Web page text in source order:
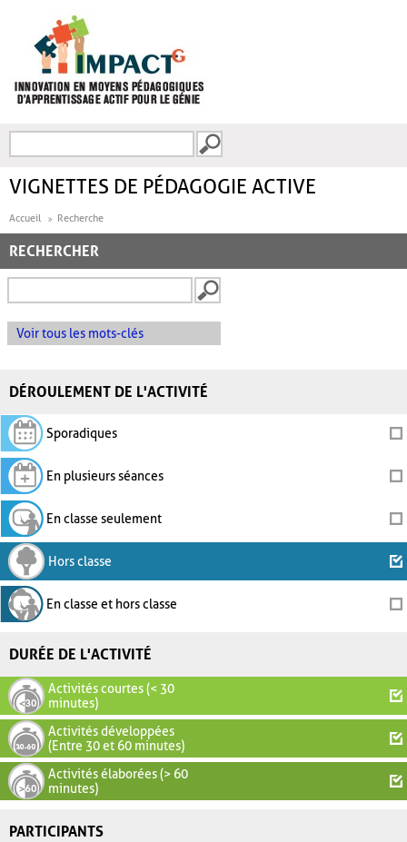
FORMULAIRE DE
VIGNETTES DE PÉDAGOGIE ACTIVE
Accueil Recherche
RECHERCHER
Voir tous les mots-clés
DÉROULEMENT DE L'ACTIVITÉ
Sporadiques
En plusieurs séances
En classe seulement
Hors classe
En classe et hors classe
DURÉE DE L'ACTIVITÉ
Activités courtes (< 30
minutes)
Activités développées
(Entre 30 et 60 minutes)
Activités élaborées (> 60
minutes)
PARTICIPANTS